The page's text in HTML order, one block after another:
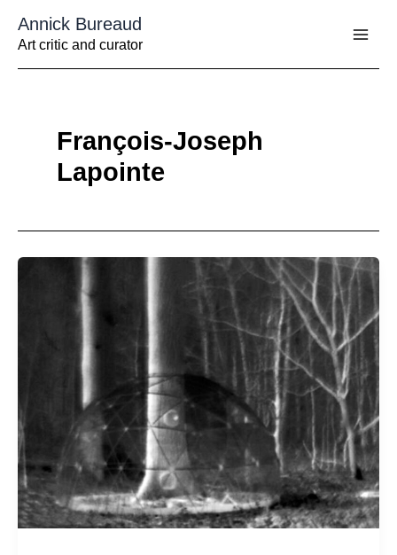
contenu
Annick Bureaud
Art critic and curator
François-Joseph
Lapointe